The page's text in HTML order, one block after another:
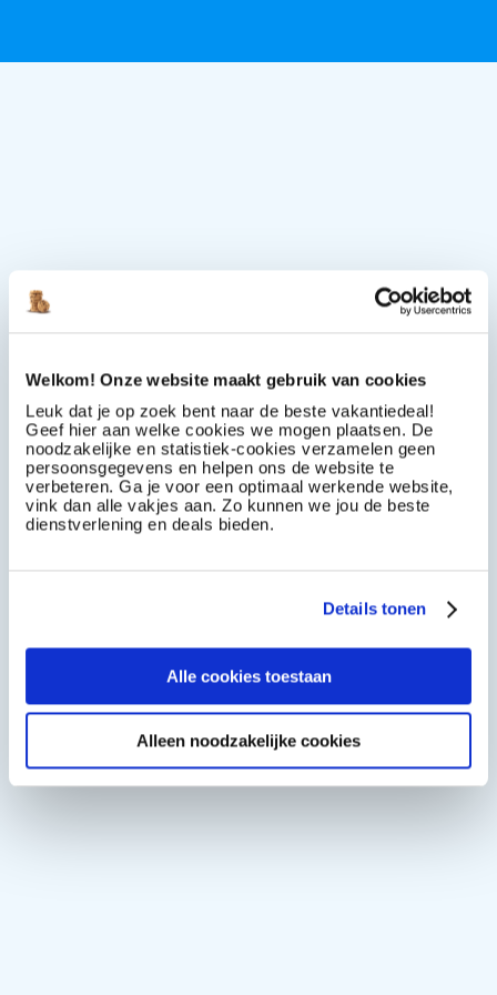
Welkom! Onze website maakt gebruik van cookies
Leuk dat je op zoek bent naar de beste vakantiedeal!
Geef hier aan welke cookies we mogen plaatsen. De
noodzakelijke en statistiek-cookies verzamelen geen
persoonsgegevens en helpen ons de website te
verbeteren. Ga je voor een optimaal werkende website,
vink dan alle vakjes aan. Zo kunnen we jou de beste
dienstverlening en deals bieden.
Details tonen
Alle cookies toestaan
Alleen noodzakelijke cookies